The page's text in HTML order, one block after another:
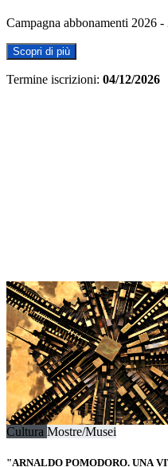
Campagna abbonamenti 2026 -
Scopri di più
Termine iscrizioni: 04/12/2026
Cultura Mostre/Musei
"ARNALDO POMODORO. UNA